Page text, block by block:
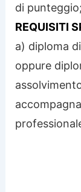
di punteggio;
REQUISITI
a) diploma
oppure